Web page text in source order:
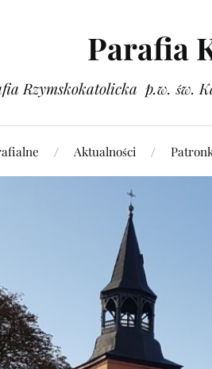
Parafia
Rzymskokatolicka p.w. św.
Aktualności